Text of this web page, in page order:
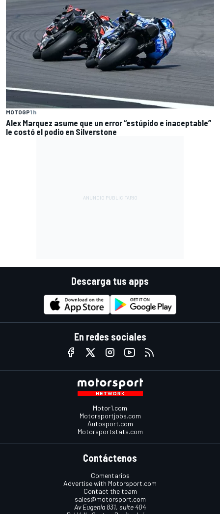
MOTOGP1 h
Alex Marquez asume que un error “estúpido e inaceptable”
le costó el podio en Silverstone
Descarga tus apps
En redes sociales
Motor1.com
Motorsportjobs.com
Autosport.com
Motorsportstats.com
Contáctenos
Comentarios
Advertise with Motorsport.com
Contact the team
sales@motorsport.com
Av Eugenia 831, suite 404